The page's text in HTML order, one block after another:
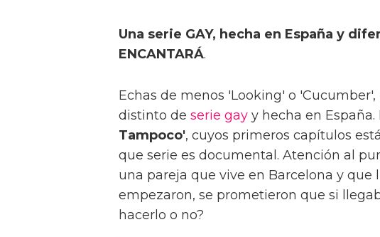
Una serie GAY, hecha en España y
ENCANTARÁ.
Echas de menos 'Looking' o
distinto de serie gay y hecha en España.
Tampoco', cuyos primeros capítulos
que serie es documental. Atención al
una pareja que vive en Barcelona y que
empezaron, se prometieron que si
hacerlo o no?